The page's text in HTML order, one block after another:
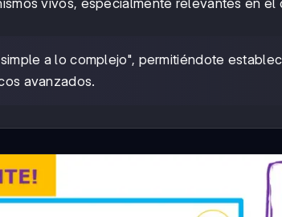
vivos, especialmente relevantes en el
a lo complejo", permitiéndote
avanzados.